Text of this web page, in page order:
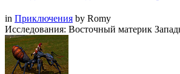
in Приключения by Romy
Исследования: Восточный материк